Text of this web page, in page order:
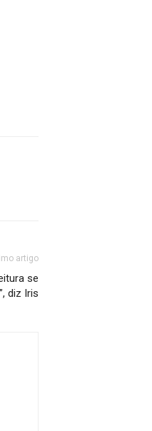
artigo
se
diz Iris